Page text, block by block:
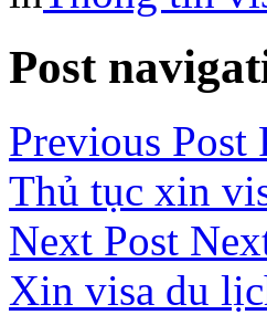
Post
Previous Post
Thủ tục xin
Next Post
Xin visa du